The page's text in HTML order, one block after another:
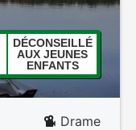
DÉCONSEILLÉ
AUX JEUNES
ENFANTS
Drame